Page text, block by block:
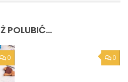
POLUBIĆ…
0 0